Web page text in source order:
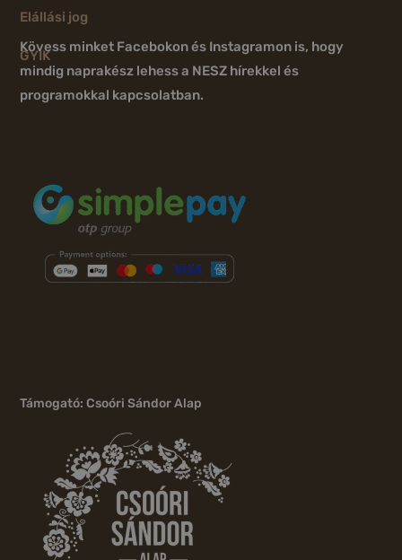
Elállási jog
GYIK
Kövess minket Facebokon és Instagramon is, hogy
mindig naprakész lehess a NESZ hírekkel és
programokkal kapcsolatban.
Támogató: Csoóri Sándor Alap